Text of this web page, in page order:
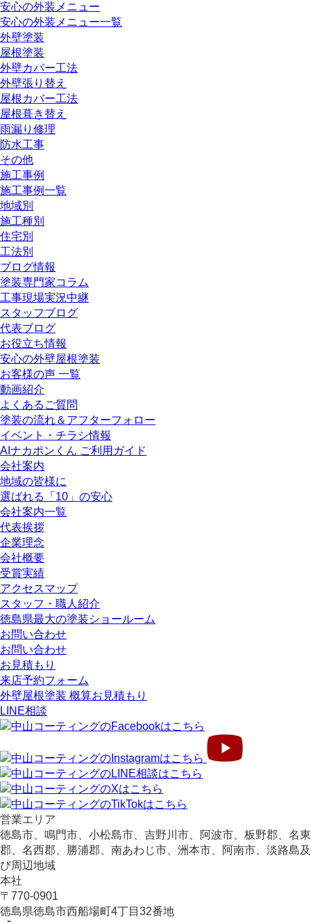
安心の外装メニュー
安心の外装メニュー一覧
外壁塗装
屋根塗装
外壁カバー工法
外壁張り替え
屋根カバー工法
屋根葺き替え
雨漏り修理
防水工事
その他
施工事例
施工事例一覧
地域別
施工種別
住宅別
工法別
ブログ情報
塗装専門家コラム
工事現場実況中継
スタッフブログ
代表ブログ
お役立ち情報
安心の外壁屋根塗装
お客様の声 一覧
動画紹介
よくあるご質問
塗装の流れ＆アフターフォロー
イベント・チラシ情報
AIナカポンくん ご利用ガイド
会社案内
地域の皆様に
選ばれる「10」の安心
会社案内一覧
代表挨拶
企業理念
会社概要
受賞実績
アクセスマップ
スタッフ・職人紹介
徳島県最大の塗装ショールーム
お問い合わせ
お問い合わせ
お見積もり
来店予約フォーム
外壁屋根塗装 概算お見積もり
LINE相談
営業エリア
徳島市、鳴門市、小松島市、吉野川市、阿波市、板野郡、名東
郡、名西郡、勝浦郡、南あわじ市、洲本市、阿南市、淡路島及
び周辺地域
本社
〒770-0901
徳島県徳島市西船場町4丁目32番地